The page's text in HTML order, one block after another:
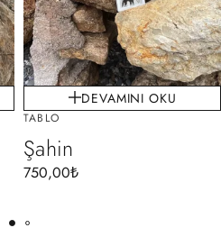
DEVAMINI OKU
TABLO
Şahin
750,00₺